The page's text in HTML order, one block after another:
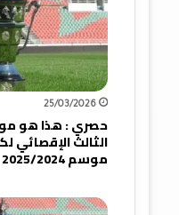
25/03/2026
حصري : هذا هو
الثالث الإقصائي
موسم 2025/2024